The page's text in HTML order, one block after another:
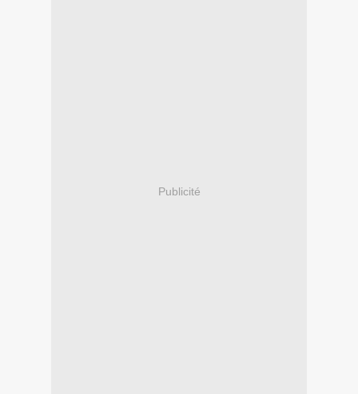
Publicité